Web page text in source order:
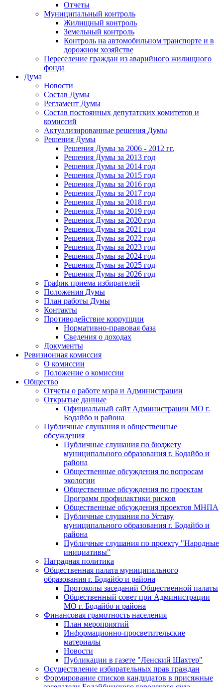
Отчеты
Муниципальный контроль
Жилищный контроль
Земельный контроль
Контроль на автомобильном транспорте и в
дорожном хозяйстве
Переселение граждан из аварийного жилищного
фонда
Дума
Новости
Состав Думы
Регламент Думы
Состав постоянных депутатских комитетов и
комиссий
Актуализированные решения Думы
Решения Думы
Решения Думы за 2006 - 2012 гг.
Решения Думы за 2013 год
Решения Думы за 2014 год
Решения Думы за 2015 год
Решения Думы за 2016 год
Решения Думы за 2017 год
Решения Думы за 2018 год
Решения Думы за 2019 год
Решения Думы за 2020 год
Решения Думы за 2021 год
Решения Думы за 2022 год
Решения Думы за 2023 год
Решения Думы за 2024 год
Решения Думы за 2025 год
Решения Думы за 2026 год
График приема избирателей
Положения Думы
План работы Думы
Контакты
Противодействие коррупции
Нормативно-правовая база
Сведения о доходах
Документы
Ревизионная комиссия
О комиссии
Положение о комиссии
Общество
Отчеты о работе мэра и Администрации
Открытые данные
Официальный сайт Администрации МО г.
Бодайбо и района
Публичные слушания и общественные
обсуждения
Публичные слушания по бюджету
муниципального образования г. Бодайбо и
района
Общественные обсуждения по вопросам
экологии
Общественные обсуждения по проектам
Программ профилактики рисков
Общественные обсуждения проектов МНПА
Публичные слушания по Уставу
муниципального образования г. Бодайбо и
района
Публичные слушания по проекту "Народные
инициативы"
Наградная политика
Общественная палата муниципального
образования г. Бодайбо и района
Протоколы заседаний Общественной палаты
Общественный совет при Администрации
МО г. Бодайбо и района
Финансовая грамотность населения
План мероприятий
Информационно-просветительские
материалы
Новости
Публикации в газете "Ленский Шахтер"
Осуществление избирательных прав граждан
Формирование списков кандидатов в присяжные